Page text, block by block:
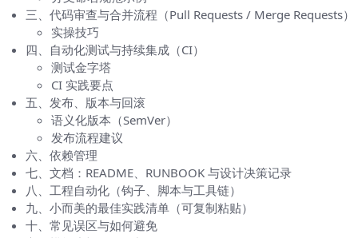
三、代码审查与合并流程（Pull Requests / Merge Requests）
实操技巧
四、自动化测试与持续集成（CI）
测试金字塔
CI 实践要点
五、发布、版本与回滚
语义化版本（SemVer）
发布流程建议
六、依赖管理
七、文档：README、RUNBOOK 与设计决策记录
八、工程自动化（钩子、脚本与工具链）
九、小而美的最佳实践清单（可复制粘贴）
十、常见误区与如何避免